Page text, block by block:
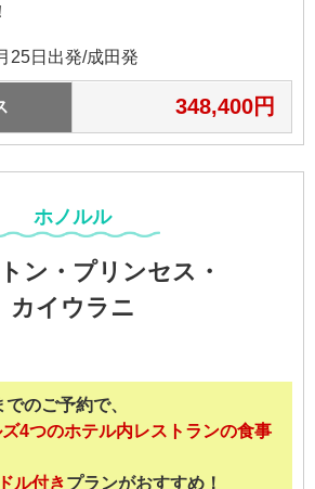
25日出発/成田発
348,400円
ホノルル
ン・プリンセス・
カイウラニ
のご予約で、
4つのホテル内レストランの食事
ル付きプランがおすすめ！